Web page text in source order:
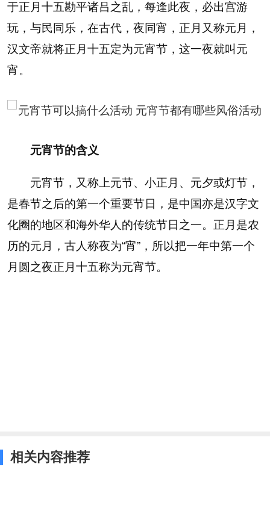
于正月十五勘平诸吕之乱，每逢此夜，必出宫游
玩，与民同乐，在古代，夜同宵，正月又称元月，
汉文帝就将正月十五定为元宵节，这一夜就叫元
宵。
元宵节的含义
元宵节，又称上元节、小正月、元夕或灯节，
是春节之后的第一个重要节日，是中国亦是汉字文
化圈的地区和海外华人的传统节日之一。正月是农
历的元月，古人称夜为“宵”，所以把一年中第一个
月圆之夜正月十五称为元宵节。
相关内容推荐